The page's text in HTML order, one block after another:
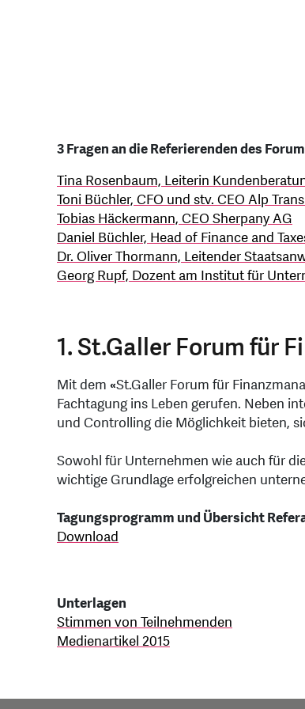
3 Fragen an die Referierenden des
Tina Rosenbaum, Leiterin
Toni Büchler, CFO und stv. CEO Alp
Tobias Häckermann, CEO Sherpany AG
Daniel Büchler, Head of Finance and
Dr. Oliver Thormann, Leitender
Georg Rupf, Dozent am Institut für
1. St.Galler Forum für
Mit dem «St.Galler Forum für
Fachtagung ins Leben gerufen. Neben
und Controlling die Möglichkeit bieten,
Sowohl für Unternehmen wie auch für
wichtige Grundlage erfolgreichen
Tagungsprogramm und Übersicht
Download
Unterlagen
Stimmen von Teilnehmenden
Medienartikel 2015